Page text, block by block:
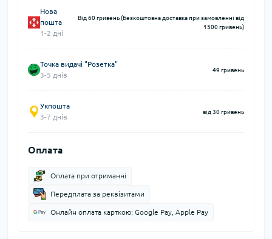
Нова
пошта
1-2 дні
Від 60 гривень (Безкоштовна доставка при замовленні від
1500 гривень)
Точка видачі "Розетка"
3-5 днів
49 гривень
Укпошта
3-7 днів
від 30 гривень
Оплата
Оплата при отриманні
Передплата за реквізитами
Онлайн оплата карткою: Google Pay, Apple Pay